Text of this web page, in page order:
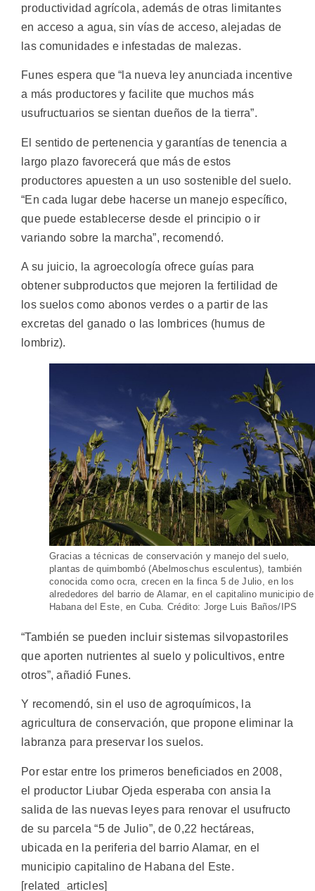
productividad agrícola, además de otras limitantes
en acceso a agua, sin vías de acceso, alejadas de
las comunidades e infestadas de malezas.
Funes espera que “la nueva ley anunciada incentive
a más productores y facilite que muchos más
usufructuarios se sientan dueños de la tierra”.
El sentido de pertenencia y garantías de tenencia a
largo plazo favorecerá que más de estos
productores apuesten a un uso sostenible del suelo.
“En cada lugar debe hacerse un manejo específico,
que puede establecerse desde el principio o ir
variando sobre la marcha”, recomendó.
A su juicio, la agroecología ofrece guías para
obtener subproductos que mejoren la fertilidad de
los suelos como abonos verdes o a partir de las
excretas del ganado o las lombrices (humus de
lombriz).
Gracias a técnicas de conservación y manejo del suelo,
plantas de quimbombó (Abelmoschus esculentus), también
conocida como ocra, crecen en la finca 5 de Julio, en los
alrededores del barrio de Alamar, en el capitalino municipio de
Habana del Este, en Cuba. Crédito: Jorge Luis Baños/IPS
“También se pueden incluir sistemas silvopastoriles
que aporten nutrientes al suelo y policultivos, entre
otros”, añadió Funes.
Y recomendó, sin el uso de agroquímicos, la
agricultura de conservación, que propone eliminar la
labranza para preservar los suelos.
Por estar entre los primeros beneficiados en 2008,
el productor Liubar Ojeda esperaba con ansia la
salida de las nuevas leyes para renovar el usufructo
de su parcela “5 de Julio”, de 0,22 hectáreas,
ubicada en la periferia del barrio Alamar, en el
municipio capitalino de Habana del Este.
[related_articles]